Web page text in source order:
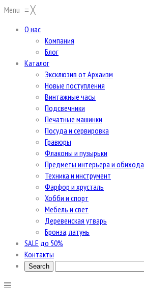
Menu ≡╳
О нас
Компания
Блог
Каталог
Эксклюзив от Архаизм
Новые поступления
Винтажные часы
Подсвечники
Печатные машинки
Посуда и сервировка
Гравюры
Флаконы и пузырьки
Предметы интерьера и обихода
Техника и инструмент
Фарфор и хрусталь
Хобби и спорт
Мебель и свет
Деревенская утварь
Бронза, латунь
SALE до 50%
Контакты